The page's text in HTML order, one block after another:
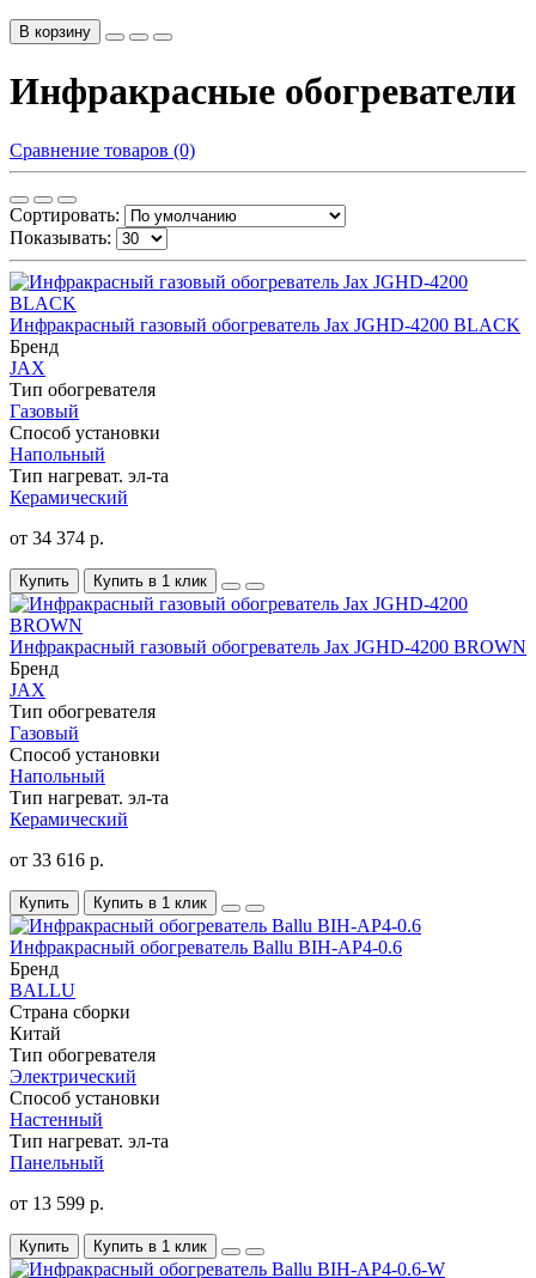
В корзину
Инфракрасные обогреватели
Сравнение товаров (0)
Сортировать:
Показывать:
Инфракрасный газовый обогреватель Jax JGHD-4200 BLACK
Бренд
JAX
Тип обогревателя
Газовый
Способ установки
Напольный
Тип нагреват. эл-та
Керамический
от 34 374 р.
Купить Купить в 1 клик
Инфракрасный газовый обогреватель Jax JGHD-4200 BROWN
Бренд
JAX
Тип обогревателя
Газовый
Способ установки
Напольный
Тип нагреват. эл-та
Керамический
от 33 616 р.
Купить Купить в 1 клик
Инфракрасный обогреватель Ballu BIH-AP4-0.6
Бренд
BALLU
Страна сборки
Китай
Тип обогревателя
Электрический
Способ установки
Настенный
Тип нагреват. эл-та
Панельный
от 13 599 р.
Купить Купить в 1 клик